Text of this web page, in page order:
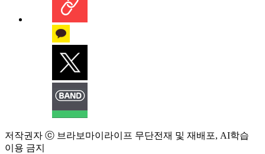
저작권자 ⓒ 브라보마이라이프 무단전재 및 재배포, AI학습
이용 금지